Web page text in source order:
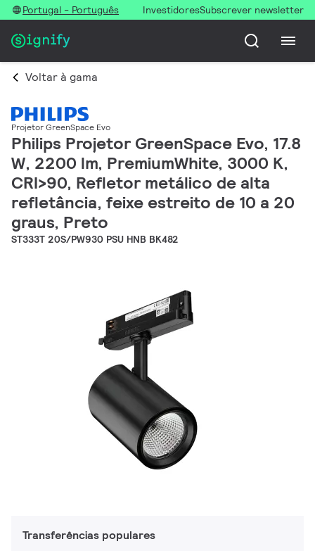
Portugal - Português InvestidoresSubscrever newsletter
Voltar à gama
Projetor GreenSpace Evo
Philips Projetor GreenSpace Evo, 17.8
W, 2200 lm, PremiumWhite, 3000 K,
CRI>90, Refletor metálico de alta
refletância, feixe estreito de 10 a 20
graus, Preto
ST333T 20S/PW930 PSU HNB BK482
Transferências populares